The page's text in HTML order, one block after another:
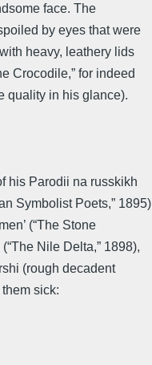
face. The
by eyes that were
heavy, leathery lids
Crocodile,” for indeed
quality in his glance).
his Parodii na russkikh
Symbolist Poets,” 1895)
(“The Stone
Nile Delta,” 1898),
(rough decadent
sick: